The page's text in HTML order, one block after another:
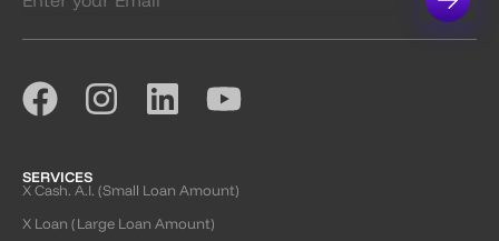
SERVICES
X Cash. A.I. (Small Loan Amount)
X Loan (Large Loan Amount)